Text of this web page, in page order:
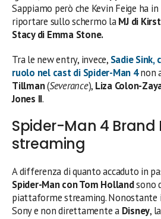
Sappiamo però che Kevin Feige ha
riportare sullo schermo laMJ di
Stacy di Emma Stone.
Tra le new entry, invece, Sadie
ruolo nel cast di Spider-Man 4non
Tillman(Severance), Liza Colon-
Jones II.
Spider-Man 4 Brand
streaming
A differenza di quanto accaduto in
Spider-Man con Tom Hollandsono
piattaforme streaming.
Sony e non direttamente a Disney,